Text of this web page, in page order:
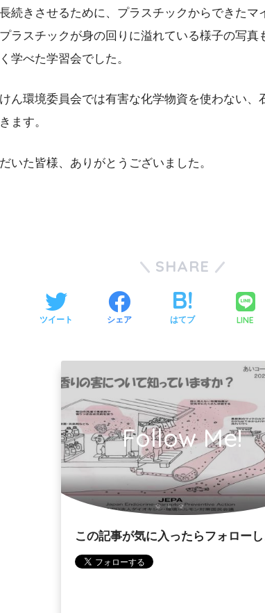
続きさせるために、プラスチックからできたマ
ラスチックが身の回りに溢れている様子の写真
学べた学習会でした。
ん環境委員会では有害な化学物資を使わない、
ます。
いた皆様、ありがとうございました。
SHARE
ツイート シェア はてブ LINE
Follow Me!
この記事が気に入ったらフォローし